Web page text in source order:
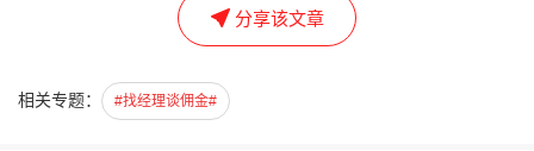
分享该文章
相关专题： #找经理谈佣金#